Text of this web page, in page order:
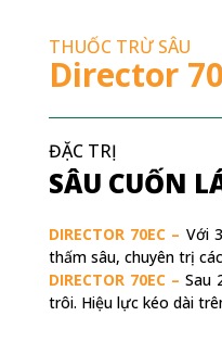
THUỐC TRỪ SÂU
Director
ĐẶC TRỊ
SÂU CUỐN
DIRECTOR 70EC – Với
thấm sâu, chuyên trị
DIRECTOR 70EC – Sau
trôi. Hiệu lực kéo dài